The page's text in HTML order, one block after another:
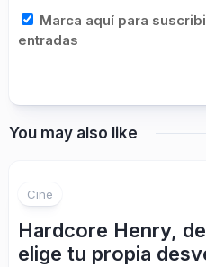
Marca aquí para
entradas
You may also like
Cine
Hardcore Henry,
elige tu propia